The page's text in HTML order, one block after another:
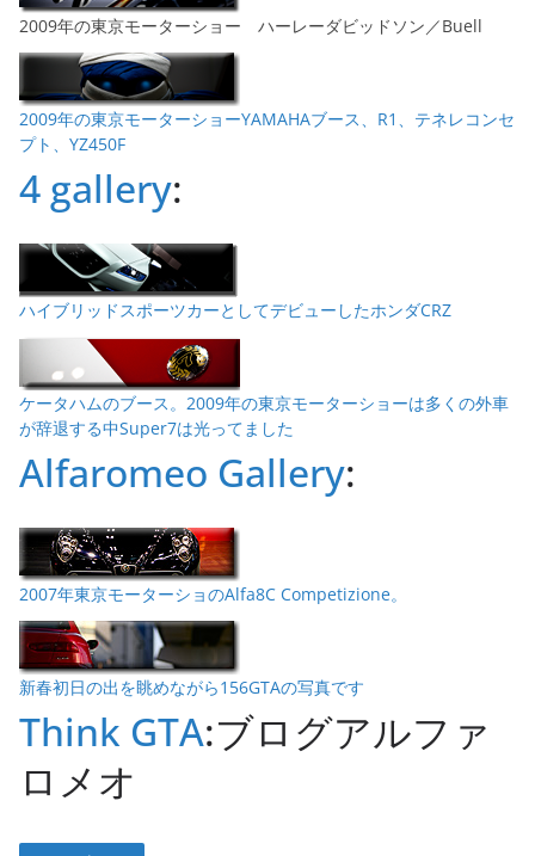
2009年の東京モーターショー ハーレーダビッドソン／Buell
2009年の東京モーターショーYAMAHAブース、R1、テネレコンセ
プト、YZ450F
4 gallery:
ハイブリッドスポーツカーとしてデビューしたホンダCRZ
ケータハムのブース。2009年の東京モーターショーは多くの外車
が辞退する中Super7は光ってました
Alfaromeo Gallery:
2007年東京モーターショのAlfa8C Competizione。
新春初日の出を眺めながら156GTAの写真です
Think GTA:ブログアルファ
ロメオ